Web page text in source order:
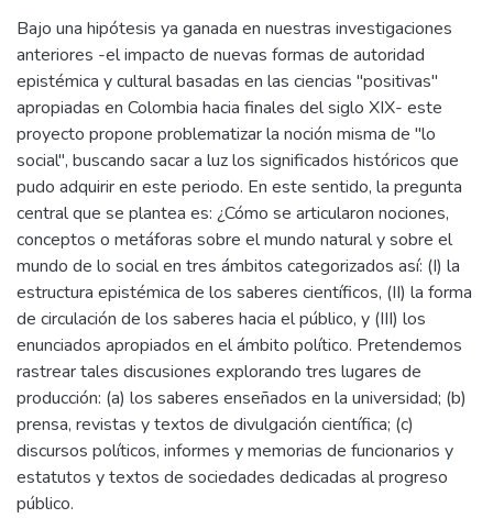
Bajo una hipótesis ya ganada en nuestras investigaciones
anteriores -el impacto de nuevas formas de autoridad
epistémica y cultural basadas en las ciencias "positivas"
apropiadas en Colombia hacia finales del siglo XIX- este
proyecto propone problematizar la noción misma de "lo
social", buscando sacar a luz los significados históricos que
pudo adquirir en este periodo. En este sentido, la pregunta
central que se plantea es: ¿Cómo se articularon nociones,
conceptos o metáforas sobre el mundo natural y sobre el
mundo de lo social en tres ámbitos categorizados así: (I) la
estructura epistémica de los saberes científicos, (II) la forma
de circulación de los saberes hacia el público, y (III) los
enunciados apropiados en el ámbito político. Pretendemos
rastrear tales discusiones explorando tres lugares de
producción: (a) los saberes enseñados en la universidad; (b)
prensa, revistas y textos de divulgación científica; (c)
discursos políticos, informes y memorias de funcionarios y
estatutos y textos de sociedades dedicadas al progreso
público.